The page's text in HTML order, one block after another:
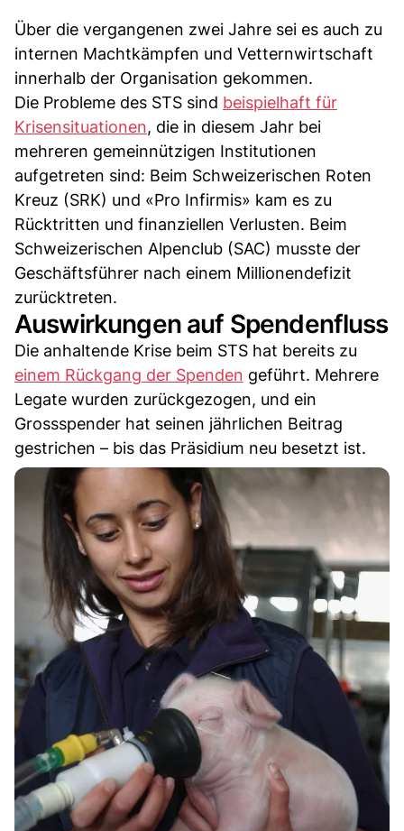
Über die vergangenen zwei Jahre sei es auch zu
internen Machtkämpfen und Vetternwirtschaft
innerhalb der Organisation gekommen.
Die Probleme des STS sind beispielhaft für
Krisensituationen, die in diesem Jahr bei
mehreren gemeinnützigen Institutionen
aufgetreten sind: Beim Schweizerischen Roten
Kreuz (SRK) und «Pro Infirmis» kam es zu
Rücktritten und finanziellen Verlusten. Beim
Schweizerischen Alpenclub (SAC) musste der
Geschäftsführer nach einem Millionendefizit
zurücktreten.
Auswirkungen auf Spendenfluss
Die anhaltende Krise beim STS hat bereits zu
einem Rückgang der Spenden geführt. Mehrere
Legate wurden zurückgezogen, und ein
Grossspender hat seinen jährlichen Beitrag
gestrichen – bis das Präsidium neu besetzt ist.